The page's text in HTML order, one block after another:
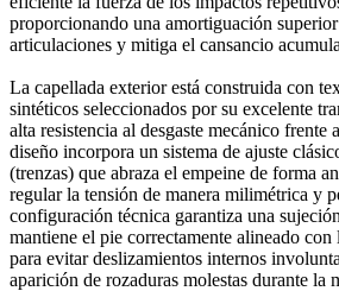
proporcionando una amortiguación
articulaciones y mitiga el cansancio
La capellada exterior está construida con
sintéticos seleccionados por su excelente
alta resistencia al desgaste mecánico frente
diseño incorpora un sistema de ajuste
(trenzas) que abraza el empeine de forma
regular la tensión de manera milimétrica y
configuración técnica garantiza una
mantiene el pie correctamente alineado con
para evitar deslizamientos internos
aparición de rozaduras molestas durante la